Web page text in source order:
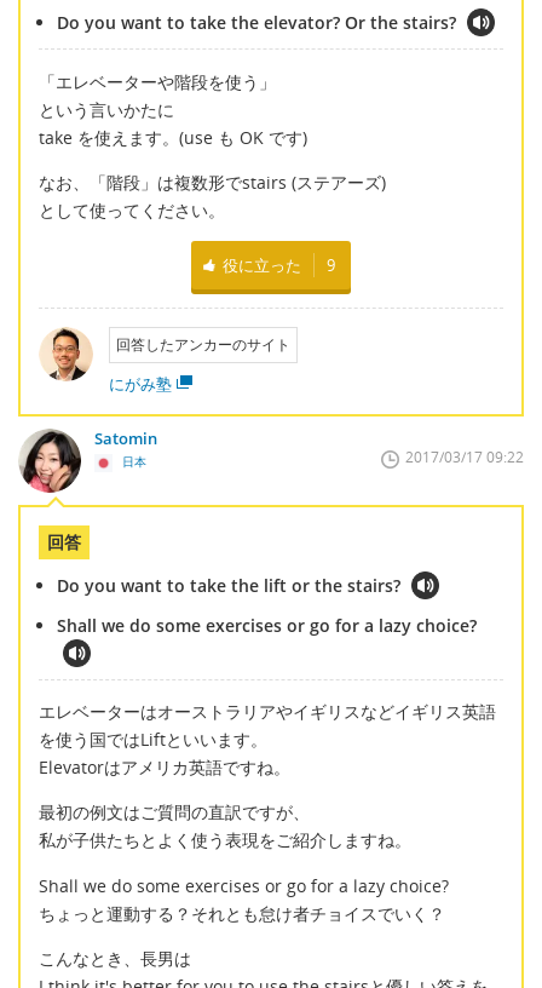
Do you want to take the elevator? Or the stairs?
「エレベーターや階段を使う」
という言いかたに
take を使えます。(use も OK です)
なお、「階段」は複数形でstairs (ステアーズ)
として使ってください。
役に立った 9
回答したアンカーのサイト
にがみ塾
Satomin
日本 2017/03/17 09:22
回答
Do you want to take the lift or the stairs?
Shall we do some exercises or go for a lazy choice?
エレベーターはオーストラリアやイギリスなどイギリス英語
を使う国ではLiftといいます。
Elevatorはアメリカ英語ですね。
最初の例文はご質問の直訳ですが、
私が子供たちとよく使う表現をご紹介しますね。
Shall we do some exercises or go for a lazy choice?
ちょっと運動する？それとも怠け者チョイスでいく？
こんなとき、長男は